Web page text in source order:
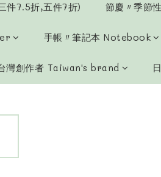
件7.5折,五件7折) 節慶〃季節
手帳〃筆記本 Notebook
灣創作者 Taiwan's brand